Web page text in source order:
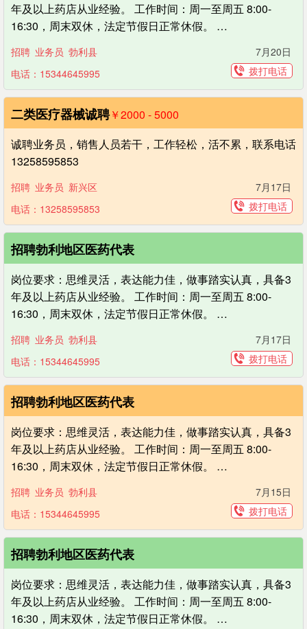
年及以上药店从业经验。 工作时间：周一至周五 8:00-
16:30，周末双休，法定节假日正常休假。 …
招聘 业务员 勃利县
7月20日
电话：15344645995
拨打电话
二类医疗器械诚聘￥2000 - 5000
诚聘业务员，销售人员若干，工作轻松，活不累，联系电话
13258595853
招聘 业务员 新兴区
7月17日
电话：13258595853
拨打电话
招聘勃利地区医药代表
岗位要求：思维灵活，表达能力佳，做事踏实认真，具备3
年及以上药店从业经验。 工作时间：周一至周五 8:00-
16:30，周末双休，法定节假日正常休假。 …
招聘 业务员 勃利县
7月17日
电话：15344645995
拨打电话
招聘勃利地区医药代表
岗位要求：思维灵活，表达能力佳，做事踏实认真，具备3
年及以上药店从业经验。 工作时间：周一至周五 8:00-
16:30，周末双休，法定节假日正常休假。 …
招聘 业务员 勃利县
7月15日
电话：15344645995
拨打电话
招聘勃利地区医药代表
岗位要求：思维灵活，表达能力佳，做事踏实认真，具备3
年及以上药店从业经验。 工作时间：周一至周五 8:00-
16:30，周末双休，法定节假日正常休假。 …